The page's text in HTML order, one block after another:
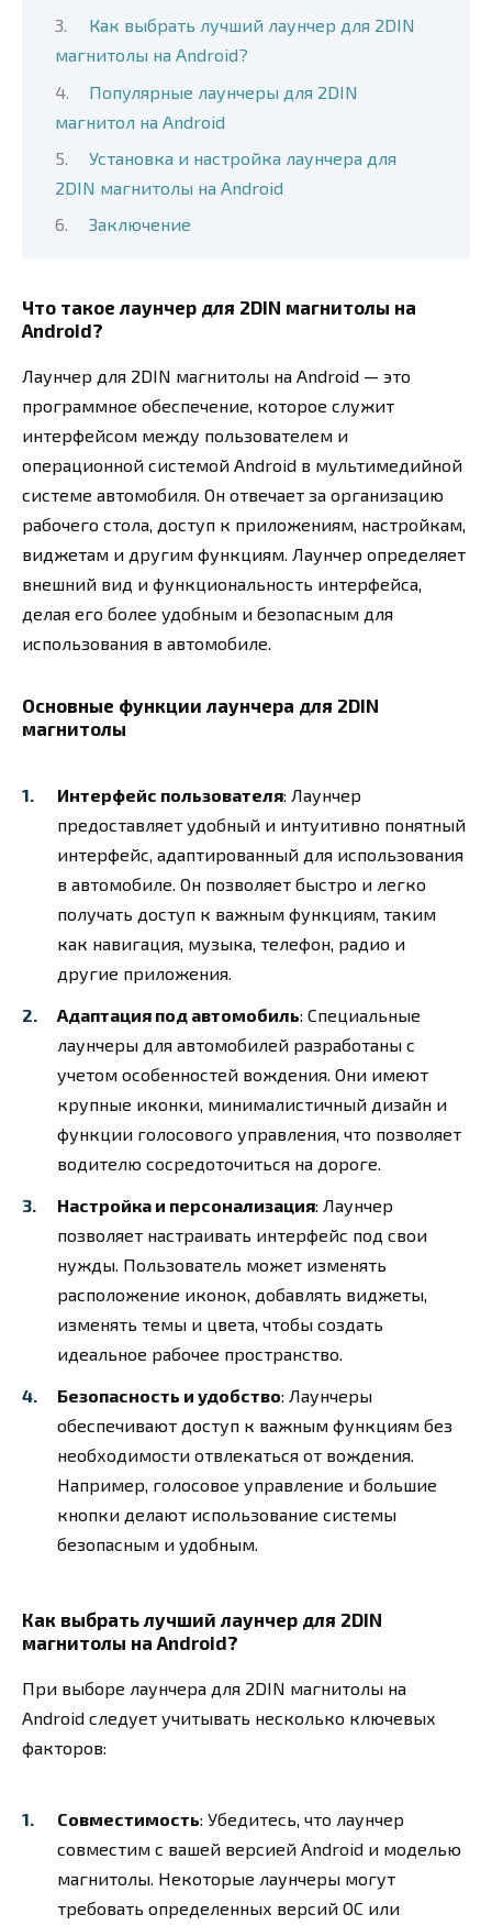
Как выбрать лучший лаунчер для 2DIN
магнитолы на Android?
Популярные лаунчеры для 2DIN
магнитол на Android
Установка и настройка лаунчера для
2DIN магнитолы на Android
Заключение
Что такое лаунчер для 2DIN магнитолы на
Android?
Лаунчер для 2DIN магнитолы на Android — это
программное обеспечение, которое служит
интерфейсом между пользователем и
операционной системой Android в мультимедийной
системе автомобиля. Он отвечает за организацию
рабочего стола, доступ к приложениям, настройкам,
виджетам и другим функциям. Лаунчер определяет
внешний вид и функциональность интерфейса,
делая его более удобным и безопасным для
использования в автомобиле.
Основные функции лаунчера для 2DIN
магнитолы
Интерфейс пользователя: Лаунчер
предоставляет удобный и интуитивно понятный
интерфейс, адаптированный для использования
в автомобиле. Он позволяет быстро и легко
получать доступ к важным функциям, таким
как навигация, музыка, телефон, радио и
другие приложения.
Адаптация под автомобиль: Специальные
лаунчеры для автомобилей разработаны с
учетом особенностей вождения. Они имеют
крупные иконки, минималистичный дизайн и
функции голосового управления, что позволяет
водителю сосредоточиться на дороге.
Настройка и персонализация: Лаунчер
позволяет настраивать интерфейс под свои
нужды. Пользователь может изменять
расположение иконок, добавлять виджеты,
изменять темы и цвета, чтобы создать
идеальное рабочее пространство.
Безопасность и удобство: Лаунчеры
обеспечивают доступ к важным функциям без
необходимости отвлекаться от вождения.
Например, голосовое управление и большие
кнопки делают использование системы
безопасным и удобным.
Как выбрать лучший лаунчер для 2DIN
магнитолы на Android?
При выборе лаунчера для 2DIN магнитолы на
Android следует учитывать несколько ключевых
факторов:
Совместимость: Убедитесь, что лаунчер
совместим с вашей версией Android и моделью
магнитолы. Некоторые лаунчеры могут
требовать определенных версий ОС или